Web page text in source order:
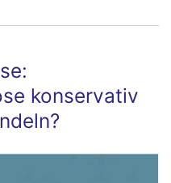
konservativ